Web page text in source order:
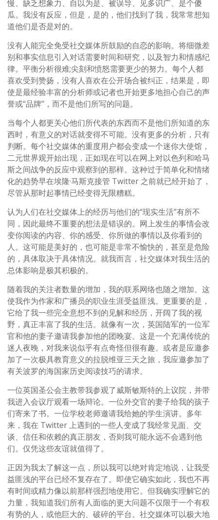
慢、缺乏想象力、自以为是、被误导、见多识广、是个傻
瓜。我没有反应，但是，是的，他们找到了我，我常常想知
道他们是否是对的。
没有人能完全免受社交媒体所鼓励的自恋的影响。将细微差
别和事实信息引入对话需要时间和研究，以及智力和情感纪
律。平衡分析很难;尖刻和愤怒需要更少的努力。每个人都
喜欢受到赞扬，没有人喜欢在公开场合被纠正，结果是，即
使是最经验丰富的分析师或记者也开始更多地担心自己的声
誉或“品牌”，而不是他们所写的问题。
当每个人都更关心他们所代表的东西而不是他们所知道的东
西时，有意义的对话就变得不可能。没有更多的分析，只有
判断。每个社交媒体的重度用户都会变成一个迷你大使馆，
二元世界观开始出现，正如现在可以在网上对以色列和哈马
斯之间战争的反应中观察到的那样。这种过于简单化和情绪
化的趋势早在埃隆·马斯克接管 Twitter 之前就已经开始了，
尽管从那时起事情已经变得无限糟糕。
认为人们在社交媒体上的经历与他们的“现实生活”有所不
同，因此最终不重要的想法是错误的。网上发生的事情会改
变你阅读的内容、你的感受、你所做的事情以及你看到的
人。这可能是美好的，也可能是非常不愉快的，甚至是危险
的，具体取决于具体情况。就我而言，社交媒体对我生活的
总体影响是极其积极的。
随着我的关注者数量的增加，我的联系网络也随之增加。这
使我作为作家和广播员的职业生涯受益匪浅。更重要的是，
它给了我一些完全意想不到的见解和经历，开阔了我的视
野，真正丰富了我的生活。就像有一次，英国陆军的一位军
官和他的妻子邀请我参加他的团晚宴。这是一个充满传统的
迷人夜晚，对我来说似乎有点奇怪但很有趣。或者是应邀参
加了一次极具教育意义的拉脱维亚三天之旅，我应邀参加了
有关波罗的海国家历史阅读技巧的请求。
一位英国圣公会主教带我参观了威斯敏斯特的上议院，并带
我进入会议厅观看一场辩论。一位外交官的妻子给我的孩子
们寄来了书。一位学校老师邀请我给她的学生演讲。多年
来，我在 Twitter 上遇到的一些人变成了我经常见面、交
谈、信任和依赖的真正朋友，否则我可能永远不会遇到他
们。仅凭这些友谊就值得了。
正因为我太了解这一点，所以我可以绝对肯定地说，让我受
益匪浅的平台已经不复存在了。即使它确实如此，我也不再
有时间或精力像以前那样强烈地使用它。但我确实理解它的
力量，我知道我们所有人面临的更大问题不仅限于一个有权
有势的人，或他巨大的、破碎的平台。社交媒体可以极大地